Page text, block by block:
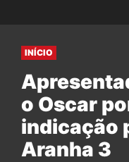
INÍCIO
o Oscar
indicação
Aranha 3